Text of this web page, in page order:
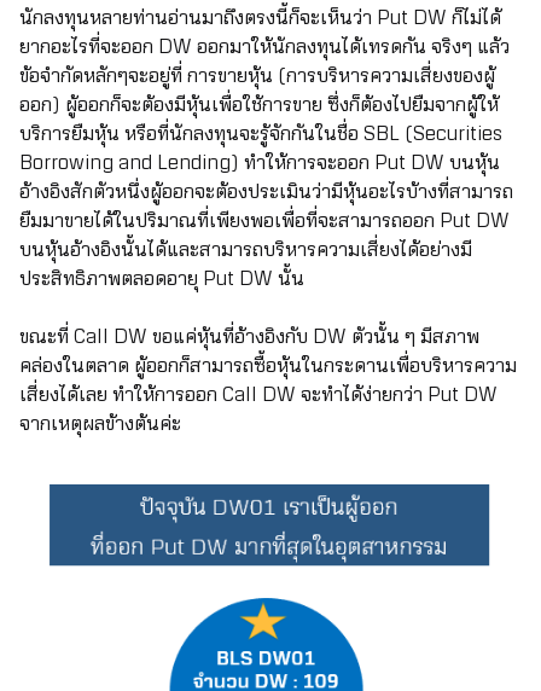
นักลงทุนหลายท่านอ่านมาถึงตรงนี้ก็จะเห็นว่า Put DW ก็ไม่ได้
ยากอะไรที่จะออก DW ออกมาให้นักลงทุนได้เทรดกัน จริงๆ แล้ว
ข้อจำกัดหลักๆจะอยู่ที่ การขายหุ้น (การบริหารความเสี่ยงของผู้
ออก) ผู้ออกก็จะต้องมีหุ้นเพื่อใช้การขาย ซึ่งก็ต้องไปยืมจากผู้ให้
บริการยืมหุ้น หรือที่นักลงทุนจะรู้จักกันในชื่อ SBL (Securities
Borrowing and Lending) ทำให้การจะออก Put DW บนหุ้น
อ้างอิงสักตัวหนึ่งผู้ออกจะต้องประเมินว่ามีหุ้นอะไรบ้างที่สามารถ
ยืมมาขายได้ในปริมาณที่เพียงพอเพื่อที่จะสามารถออก Put DW
บนหุ้นอ้างอิงนั้นได้และสามารถบริหารความเสี่ยงได้อย่างมี
ประสิทธิภาพตลอดอายุ Put DW นั้น
ขณะที่ Call DW ขอแค่หุ้นที่อ้างอิงกับ DW ตัวนั้น ๆ มีสภาพ
คล่องในตลาด ผู้ออกก็สามารถซื้อหุ้นในกระดานเพื่อบริหารความ
เสี่ยงได้เลย ทำให้การออก Call DW จะทำได้ง่ายกว่า Put DW
จากเหตุผลข้างต้นค่ะ